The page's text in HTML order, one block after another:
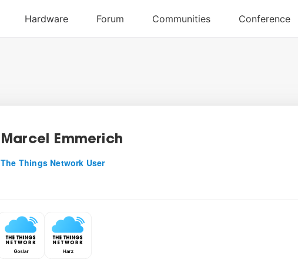
Marcel Emmerich
The Things Network User